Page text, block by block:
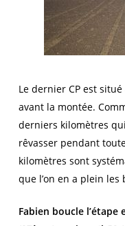
Le dernier CP est
avant la montée.
derniers kilomètres
rêvasser pendant
kilomètres sont
que l’on en a plein
Fabien boucle l’étape